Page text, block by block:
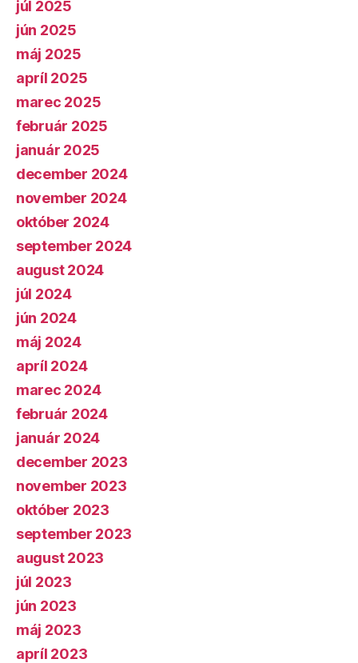
júl 2025
jún 2025
máj 2025
apríl 2025
marec 2025
február 2025
január 2025
december 2024
november 2024
október 2024
september 2024
august 2024
júl 2024
jún 2024
máj 2024
apríl 2024
marec 2024
február 2024
január 2024
december 2023
november 2023
október 2023
september 2023
august 2023
júl 2023
jún 2023
máj 2023
apríl 2023